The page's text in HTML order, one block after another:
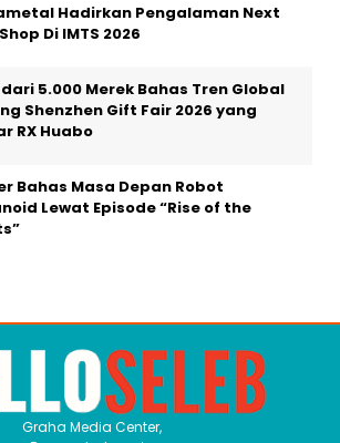
Hadirkan Pengalaman Next
Di IMTS 2026
5.000 Merek Bahas Tren Global
Shenzhen Gift Fair 2026 yang
RX Huabo
Bahas Masa Depan Robot
Lewat Episode “Rise of the
Graha Media Center,